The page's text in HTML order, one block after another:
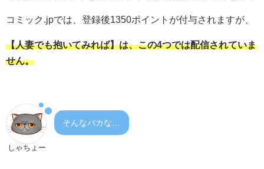
コミック.jpでは、登録後1350ポイントが付与されますが、
【人妻でも抱いてみれば】は、この4つでは配信されていま
せん。
しゃちょー
そんなバカな…